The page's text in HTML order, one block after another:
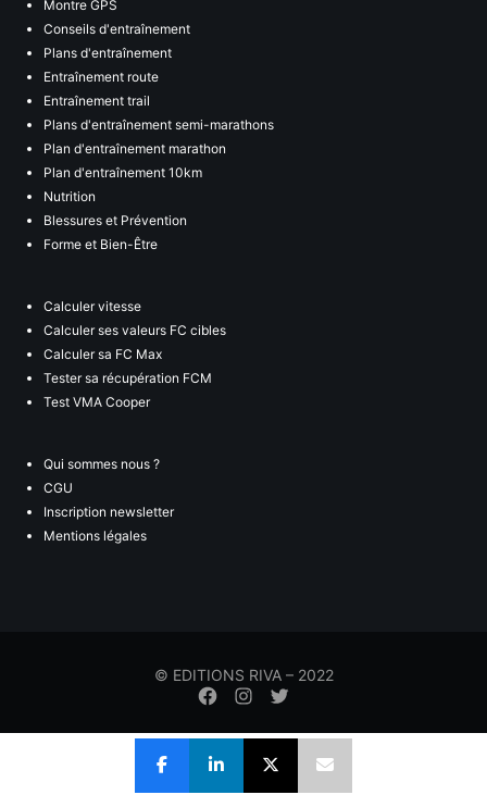
Montre GPS
Conseils d'entraînement
Plans d'entraînement
Entraînement route
Entraînement trail
Plans d'entraînement semi-marathons
Plan d'entraînement marathon
Plan d'entraînement 10km
Nutrition
Blessures et Prévention
Forme et Bien-Être
Calculer vitesse
Calculer ses valeurs FC cibles
Calculer sa FC Max
Tester sa récupération FCM
Test VMA Cooper
Qui sommes nous ?
CGU
Inscription newsletter
Mentions légales
© EDITIONS RIVA – 2022
Élément
menude
de